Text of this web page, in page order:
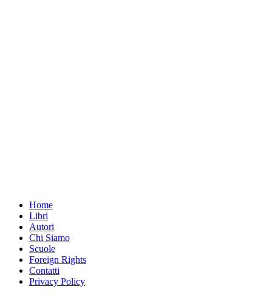
Home
Libri
Autori
Chi Siamo
Scuole
Foreign Rights
Contatti
Privacy Policy